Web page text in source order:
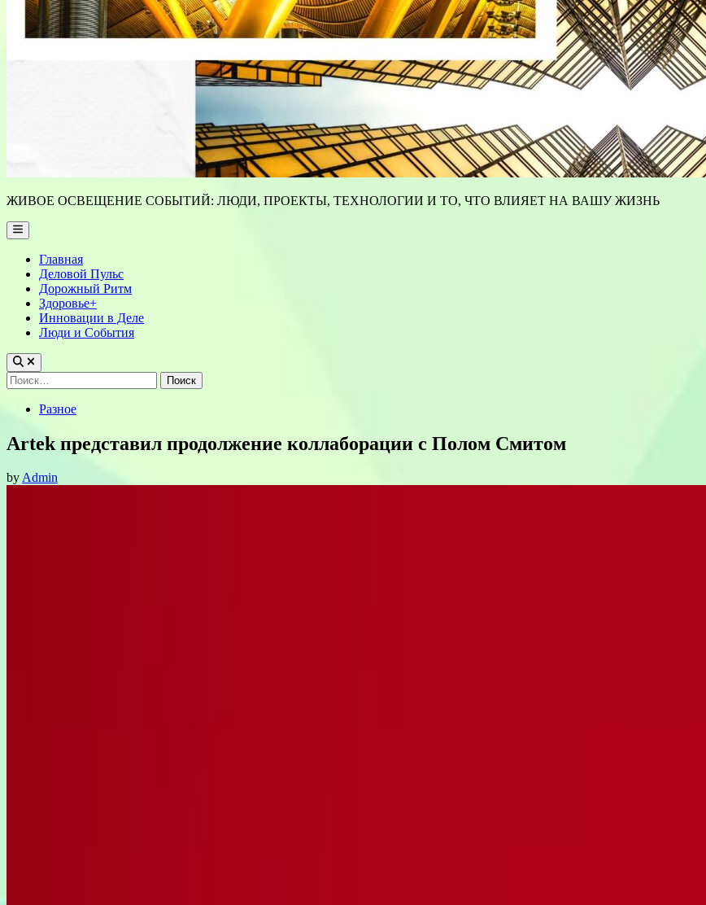
ЖИВОЕ ОСВЕЩЕНИЕ СОБЫТИЙ: ЛЮДИ, ПРОЕКТЫ, ТЕХНОЛОГИИ И ТО, ЧТО ВЛИЯЕТ НА ВАШУ ЖИЗНЬ
Main
Menu
Главная
Деловой Пульс
Дорожный Ритм
Здоровье+
Инновации в Деле
Люди и События
Найти:
PostedРазное
Artek представил продолжение коллаборации с Полом Смитом
byAdmin